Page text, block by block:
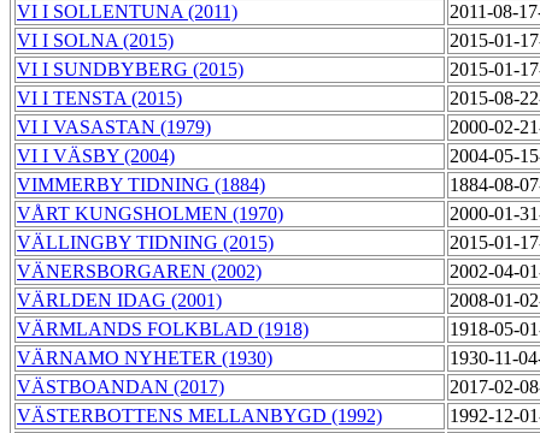
VI I SOLLENTUNA (2011)
2011-08-
VI I SOLNA (2015)
2015-01-
VI I SUNDBYBERG (2015)
2015-01-
VI I TENSTA (2015)
2015-08-
VI I VASASTAN (1979)
2000-02-
VI I VÄSBY (2004)
2004-05-
VIMMERBY TIDNING (1884)
1884-08-
VÅRT KUNGSHOLMEN (1970)
2000-01-
VÄLLINGBY TIDNING (2015)
2015-01-
VÄNERSBORGAREN (2002)
2002-04-
VÄRLDEN IDAG (2001)
2008-01-
VÄRMLANDS FOLKBLAD (1918)
1918-05-
VÄRNAMO NYHETER (1930)
1930-11-
VÄSTBOANDAN (2017)
2017-02-
VÄSTERBOTTENS MELLANBYGD (1992)
1992-12-